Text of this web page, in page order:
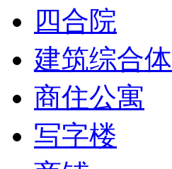
四合院
建筑综合体
商住公寓
写字楼